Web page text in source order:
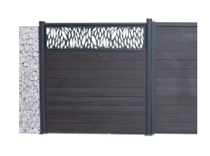
multifonctionnelles.